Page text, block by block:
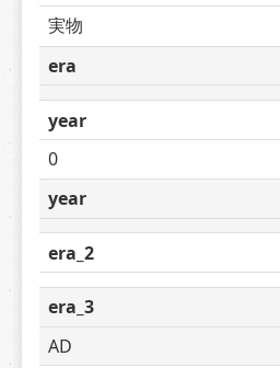
実物
era
year
0
year
era_2
era_3
AD